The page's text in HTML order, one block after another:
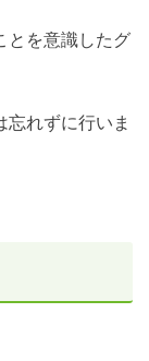
とを意識したグ
れずに行いま